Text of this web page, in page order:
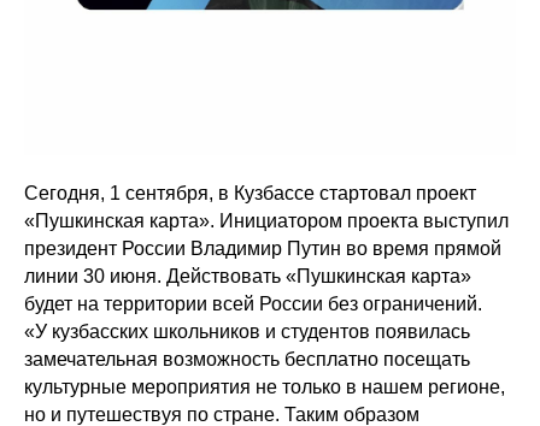
Сегодня, 1 сентября, в Кузбассе стартовал проект
«Пушкинская карта». Инициатором проекта выступил
президент России Владимир Путин во время прямой
линии 30 июня. Действовать «Пушкинская карта»
будет на территории всей России без ограничений.
«У кузбасских школьников и студентов появилась
замечательная возможность бесплатно посещать
культурные мероприятия не только в нашем регионе,
но и путешествуя по стране. Таким образом